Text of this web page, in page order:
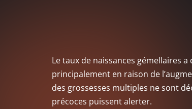
Le taux de naissances gémellaires
principalement en raison de
des grossesses multiples ne sont
précoces puissent alerter.